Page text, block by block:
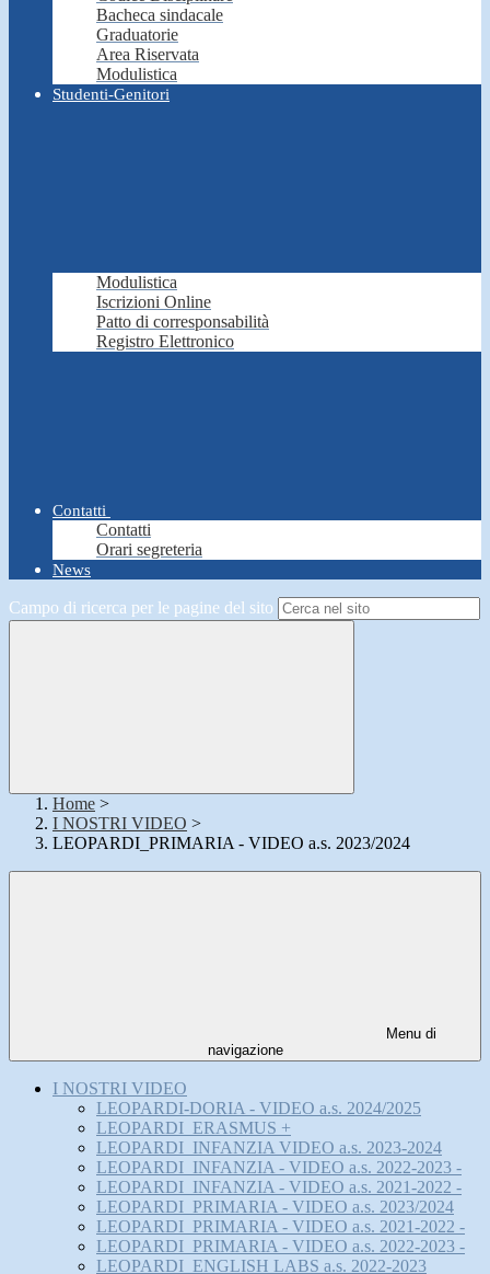
Bacheca sindacale
Graduatorie
Area Riservata
Modulistica
Studenti-Genitori
Modulistica
Iscrizioni Online
Patto di corresponsabilità
Registro Elettronico
Contatti
Contatti
Orari segreteria
News
Campo di ricerca per le pagine del sito
Home >
I NOSTRI VIDEO >
LEOPARDI_PRIMARIA - VIDEO a.s. 2023/2024
Menu di
navigazione
I NOSTRI VIDEO
LEOPARDI-DORIA - VIDEO a.s. 2024/2025
LEOPARDI_ERASMUS +
LEOPARDI_INFANZIA VIDEO a.s. 2023-2024
LEOPARDI_INFANZIA - VIDEO a.s. 2022-2023 -
LEOPARDI_INFANZIA - VIDEO a.s. 2021-2022 -
LEOPARDI_PRIMARIA - VIDEO a.s. 2023/2024
LEOPARDI_PRIMARIA - VIDEO a.s. 2021-2022 -
LEOPARDI_PRIMARIA - VIDEO a.s. 2022-2023 -
LEOPARDI_ENGLISH LABS a.s. 2022-2023